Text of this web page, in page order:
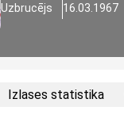
Uzbrucējs 16.03.1967
Izlases statistika